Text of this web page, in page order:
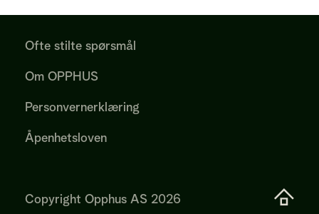
Copyright Opphus AS 2026
Ofte stilte spørsmål
Om OPPHUS
Personvernerklæring
Åpenhetsloven